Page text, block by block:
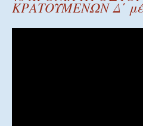
ΚΡΑΤΟΥΜΕΝΩΝ Δ΄